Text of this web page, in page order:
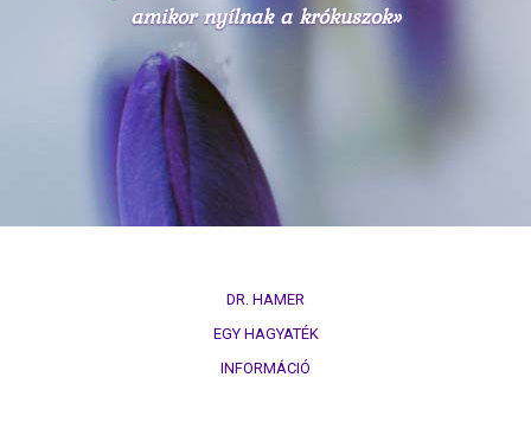
természettörvény
természettörvény
természettörvény
amikor nyílnak a krókuszok»
DR. HAMER
EGY HAGYATÉK
INFORMÁCIÓ